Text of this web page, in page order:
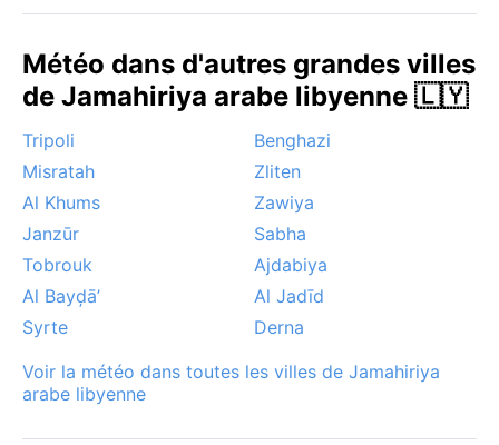
Météo dans d'autres grandes villes
de Jamahiriya arabe libyenne 🇱🇾
Tripoli
Benghazi
Misratah
Zliten
Al Khums
Zawiya
Janzūr
Sabha
Tobrouk
Ajdabiya
Al Bayḑā’
Al Jadīd
Syrte
Derna
Voir la météo dans toutes les villes de Jamahiriya
arabe libyenne